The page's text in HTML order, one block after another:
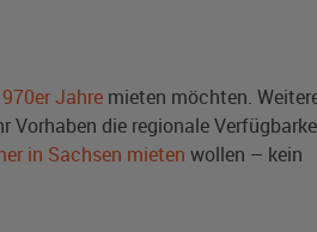
Jahre mieten möchten.
Vorhaben die regionale
in Sachsen mieten wollen – kein